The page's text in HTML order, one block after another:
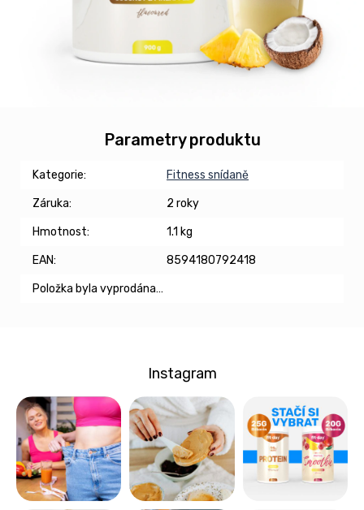
Parametry produktu
Kategorie: Fitness snídaně
Záruka: 2 roky
Hmotnost: 1.1 kg
EAN: 8594180792418
Položka byla vyprodána…
Instagram